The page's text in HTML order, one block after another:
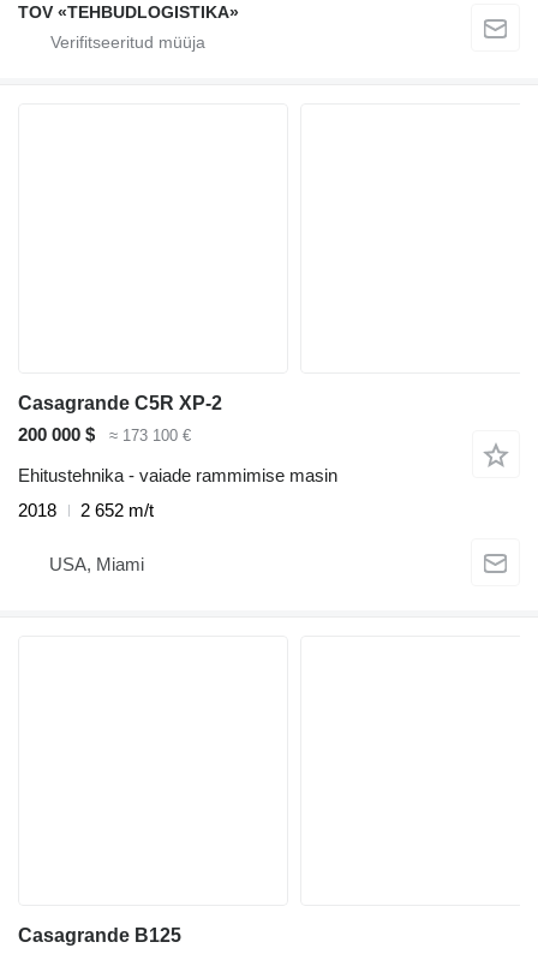
TOV «TEHBUDLOGISTIKA»
Casagrande C5R XP-2
200 000 $
≈ 173 100 €
Ehitustehnika - vaiade rammimise masin
2018
2 652 m/t
USA, Miami
Casagrande B125